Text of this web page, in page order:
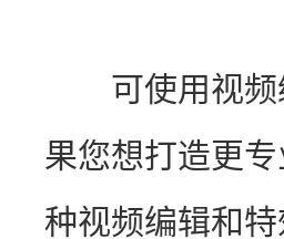
可使用视频
果您想打造更
种视频编辑和